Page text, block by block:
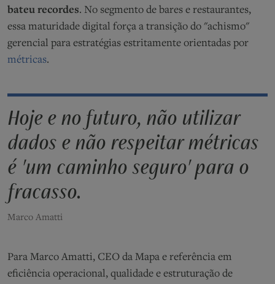
bateu recordes. No segmento de bares e restaurantes,
essa maturidade digital força a transição do "achismo"
gerencial para estratégias estritamente orientadas por
métricas.
Hoje e no futuro, não utilizar
dados e não respeitar métricas
é 'um caminho seguro' para o
fracasso.
Marco Amatti
Para Marco Amatti, CEO da Mapa e referência em
eficiência operacional, qualidade e estruturação de